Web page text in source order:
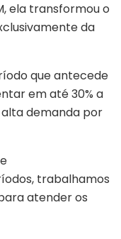
ela transformou o
da
que antecede
em até 30% a
demanda por
trabalhamos
atender os